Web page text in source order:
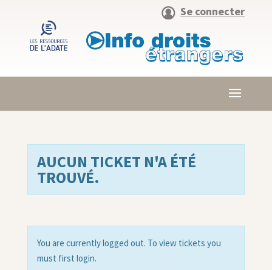
Se connecter
AUCUN TICKET N'A ÉTÉ
TROUVÉ.
You are currently logged out. To view tickets you
must first login.